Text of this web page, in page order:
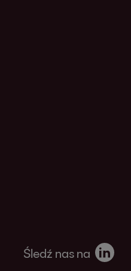
Śledź nas na